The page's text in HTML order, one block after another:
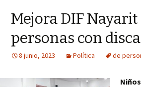
Deportes
Mejora DIF
personas con
8 junio, 2023 Política de